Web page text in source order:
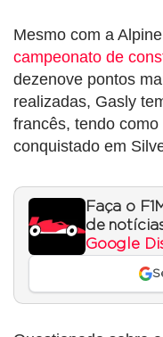
Mesmo com a
campeonato de
dezenove pontos
realizadas, Gasly
francês, tendo
conquistado em
Faça o
de
Google